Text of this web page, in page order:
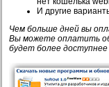
И другие
Чем больше дней вы
Вы можете оплатить
будет более